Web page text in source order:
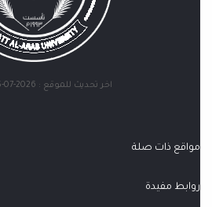
اخر تحديث للموقع : 2026-07-25 18:57:31
مواقع ذات صلة
روابط مفيدة